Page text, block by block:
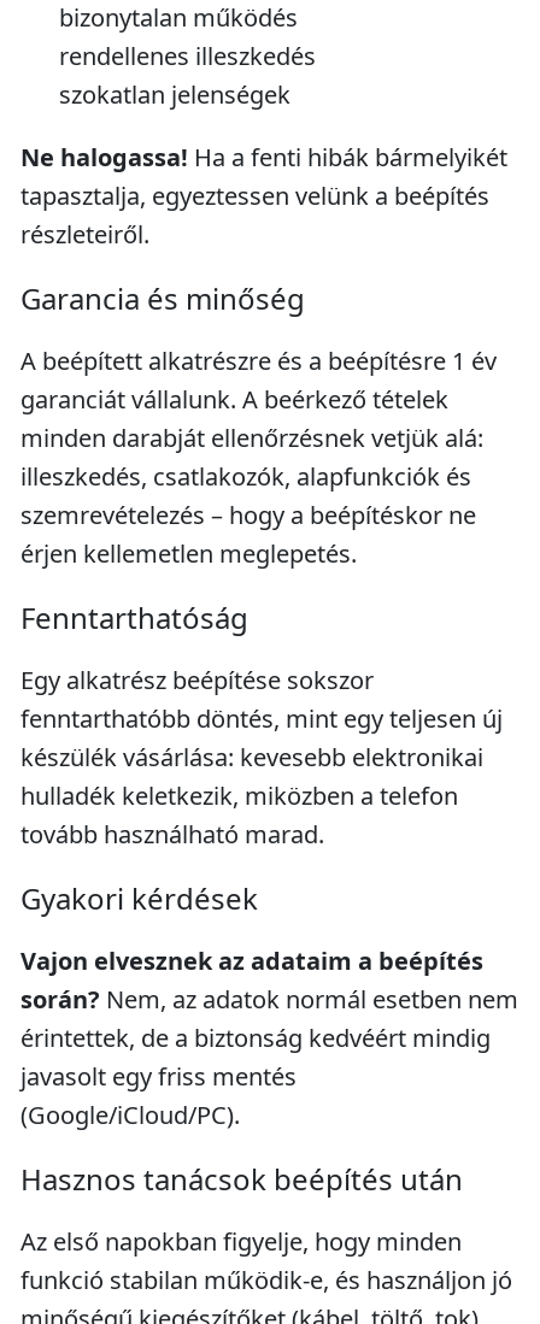
bizonytalan működés
rendellenes illeszkedés
szokatlan jelenségek
Ne halogassa! Ha a fenti hibák bármelyikét
tapasztalja, egyeztessen velünk a beépítés
részleteiről.
Garancia és minőség
A beépített alkatrészre és a beépítésre 1 év
garanciát vállalunk. A beérkező tételek
minden darabját ellenőrzésnek vetjük alá:
illeszkedés, csatlakozók, alapfunkciók és
szemrevételezés – hogy a beépítéskor ne
érjen kellemetlen meglepetés.
Fenntarthatóság
Egy alkatrész beépítése sokszor
fenntarthatóbb döntés, mint egy teljesen új
készülék vásárlása: kevesebb elektronikai
hulladék keletkezik, miközben a telefon
tovább használható marad.
Gyakori kérdések
Vajon elvesznek az adataim a beépítés
során? Nem, az adatok normál esetben nem
érintettek, de a biztonság kedvéért mindig
javasolt egy friss mentés
(Google/iCloud/PC).
Hasznos tanácsok beépítés után
Az első napokban figyelje, hogy minden
funkció stabilan működik-e, és használjon jó